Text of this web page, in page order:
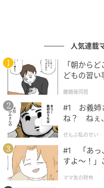
本記事は、美ST編集部
ST」は16年以上にわた
イフスタイルを追求し
『美ST』2026年4月号掲
撮影／新垣隆太〈CASK
久間朋子 再構成／
次の記事
人気連載
「朝から
どもの習い
離婚後同居
#1 お義姉
ね？ ねぇ
ぜんぶ私のせい
#1 「あっ
すよ〜！」
ママ友の財布